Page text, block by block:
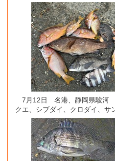
7月12日 名港、静岡県駿河
クエ、シブダイ、クロダイ、サ